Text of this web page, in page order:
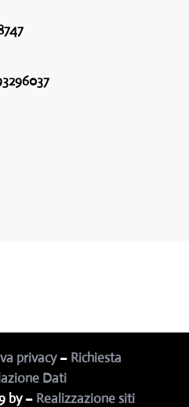
privacy– Richiesta
Dati
by – Realizzazione siti